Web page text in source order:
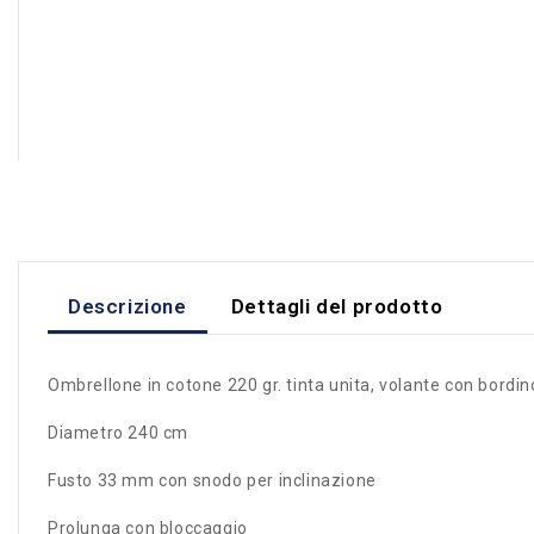
Descrizione Dettagli del prodotto
Ombrellone in cotone 220 gr. tinta unita, volante con
Diametro 240 cm
Fusto 33 mm con snodo per inclinazione
Prolunga con bloccaggio